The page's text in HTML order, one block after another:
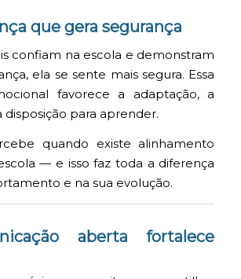
que gera segurança
confiam na escola e demonstram
ela se sente mais segura. Essa
favorece a adaptação, a
para aprender.
quando existe alinhamento
— e isso faz toda a diferença
e na sua evolução.
aberta fortalece